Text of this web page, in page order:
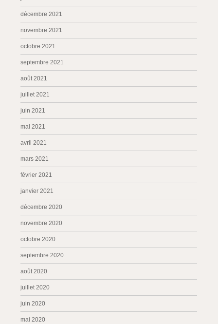
décembre 2021
novembre 2021
octobre 2021
septembre 2021
août 2021
juillet 2021
juin 2021
mai 2021
avril 2021
mars 2021
février 2021
janvier 2021
décembre 2020
novembre 2020
octobre 2020
septembre 2020
août 2020
juillet 2020
juin 2020
mai 2020